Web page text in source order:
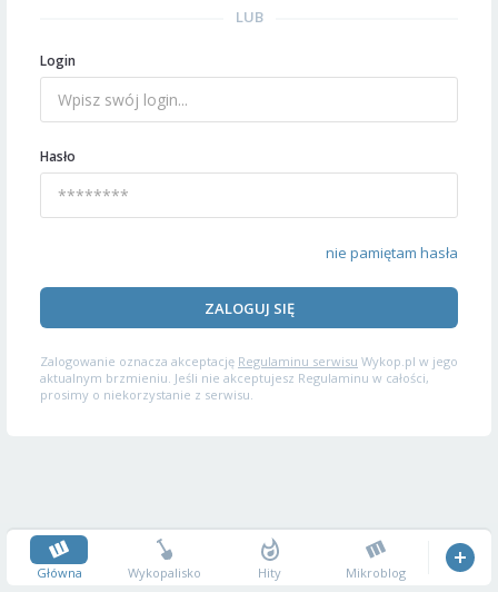
LUB
Login
Hasło
nie pamiętam hasła
ZALOGUJ SIĘ
Zalogowanie oznacza akceptację Regulaminu serwisu Wykop.pl w jego
aktualnym brzmieniu. Jeśli nie akceptujesz Regulaminu w całości,
prosimy o niekorzystanie z serwisu.
Główna Wykopalisko Hity Mikroblog